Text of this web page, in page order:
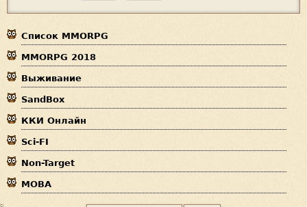
и
ц
ы
ы
з
д
е
с
ь
Список MMORPG
MMORPG 2018
Выживание
SandBox
ККИ Онлайн
Sci-FI
Non-Target
MOBA